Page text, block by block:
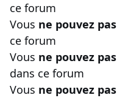
ce forum
Vous ne pouvez pas
ce forum
Vous ne pouvez pas
dans ce forum
Vous ne pouvez pas